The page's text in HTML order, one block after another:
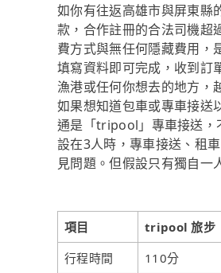
如你有往返高雄市與屏東縣
款，合作註冊的合法司機超
費方式與無任何隱藏費用，
填寫資料即可完成，收到訂
漁港或任何你想去的地方，
如果想知道包車或專車接送
通是「tripool」專車接送，
設在3人時，專車接送、租
見問題。但假設只有獨自
項目 tripool 旅步
行程時間
110分